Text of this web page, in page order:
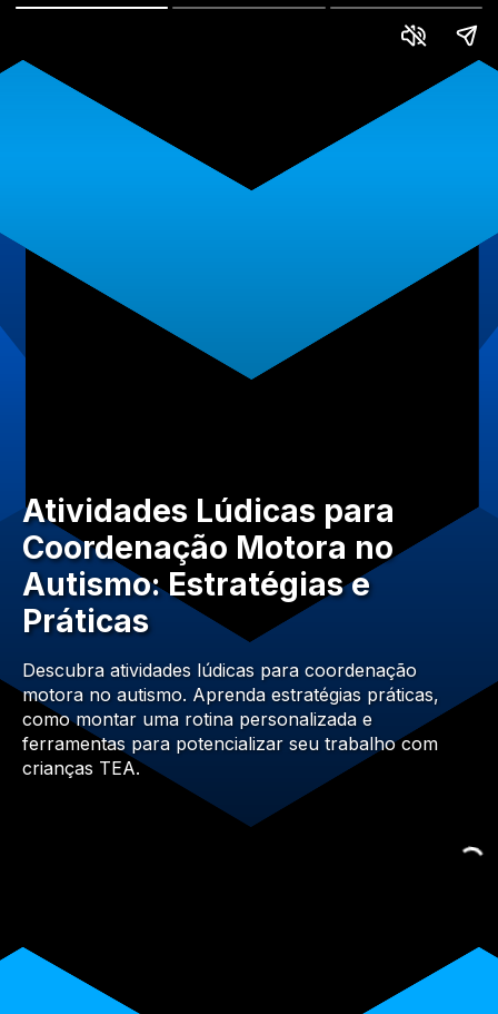
Atividades Lúdicas para
Coordenação Motora no
Autismo: Estratégias e
Práticas
Descubra atividades lúdicas para coordenação
motora no autismo. Aprenda estratégias práticas,
como montar uma rotina personalizada e
ferramentas para potencializar seu trabalho com
crianças TEA.